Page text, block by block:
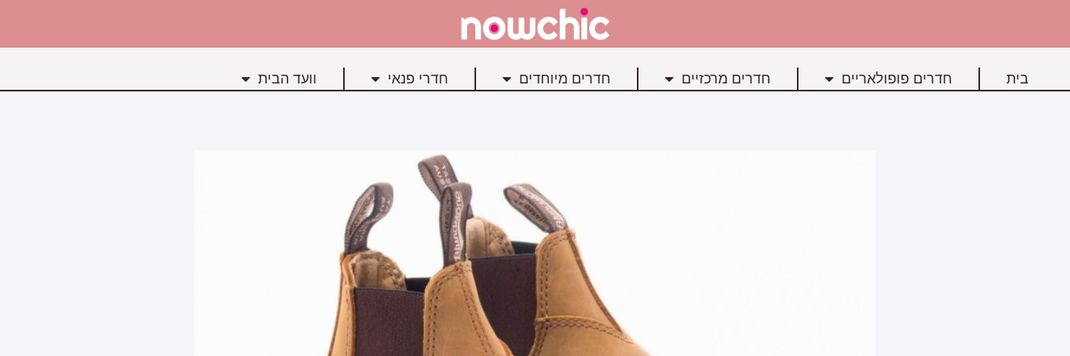
בית חדרים פופולאריים חדרים מרכזיים חדרים מיוחדים חדרי פנאי וועד הבית